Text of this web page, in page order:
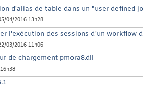
d'alias de table dans un "user defined
04/2016 13h28
l'exécution des sessions d'un workflow
03/2016 11h06
de chargement pmora8.dll